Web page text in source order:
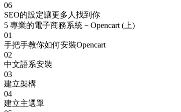
06
SEO的設定讓更多人找到你
5 專業的電子商務系統－Opencart (上)
01
手把手教你如何安裝Opencart
02
中文語系安裝
03
建立架構
04
建立主選單